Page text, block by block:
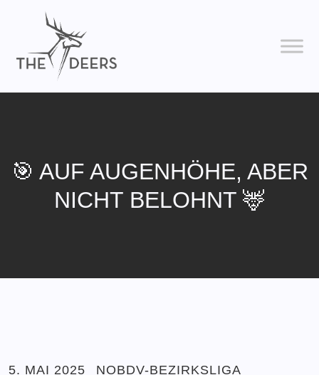
🎯 AUF AUGENHÖHE, ABER
NICHT BELOHNT 🦌
5. MAI 2025 NOBDV-BEZIRKSLIGA